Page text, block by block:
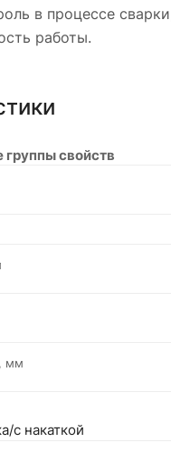
в процессе
работы.
группы свойств
мм
с накаткой